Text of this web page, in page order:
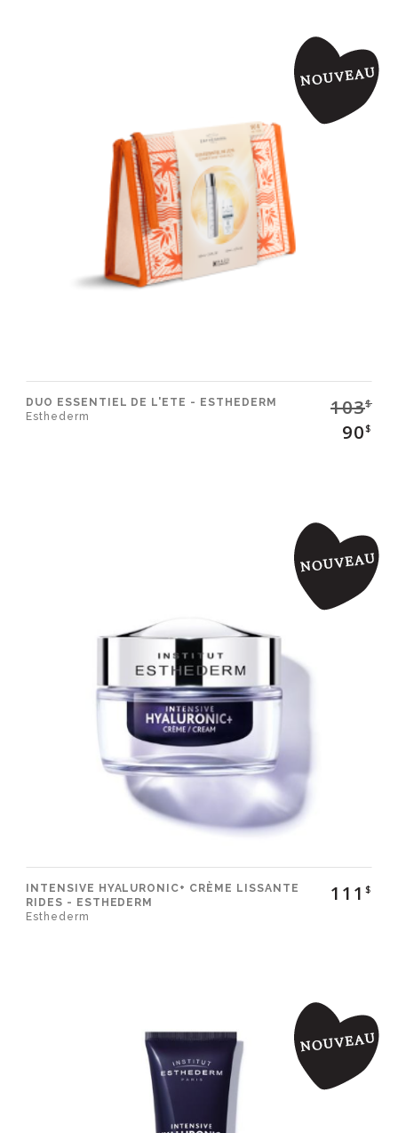
DUO ESSENTIEL DE L'ETE - ESTHEDERM
Esthederm
103$
90$
INTENSIVE HYALURONIC+ CRÈME LISSANTE
RIDES - ESTHEDERM
Esthederm
111 $